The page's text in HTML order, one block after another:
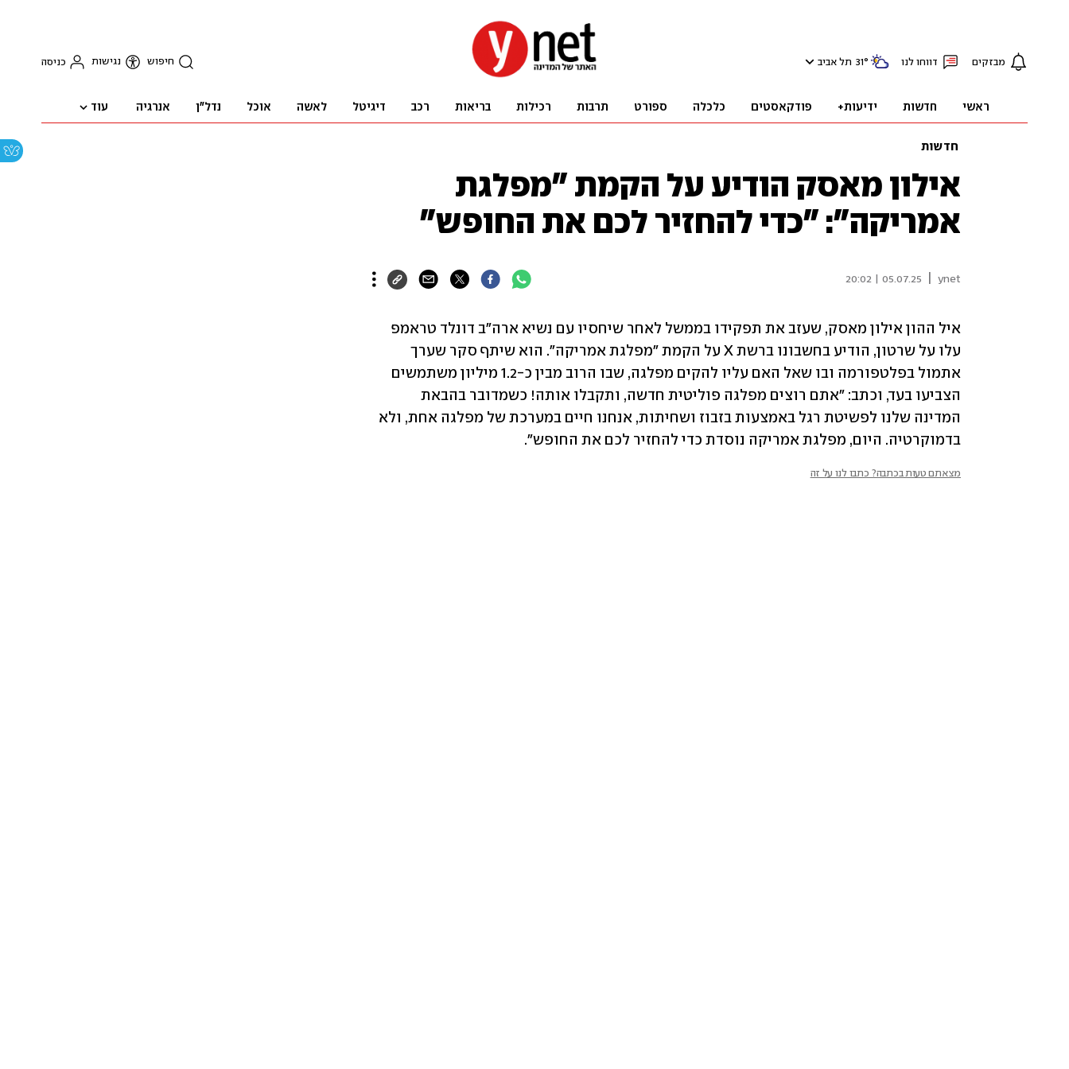
מבזקים דווחו לנו 31° תל אביב חיפוש נגישות כניסה
ראשי חדשות ידיעות+ פודקאסטים כלכלה ספורט תרבות רכילות בריאות רכב דיגיטל לאשה אוכל נדל"ן אנרגיה עוד
חדשות
אילון מאסק הודיע על הקמת "מפלגת
אמריקה": "כדי להחזיר לכם את החופש"
ynet
05.07.25 | 20:02
בדמוקרטיה. היום, מפלגת אמריקה נוסדת כדי להחזיר לכם את החופש".
מצאתם טעות בכתבה? כתבו לנו על זה